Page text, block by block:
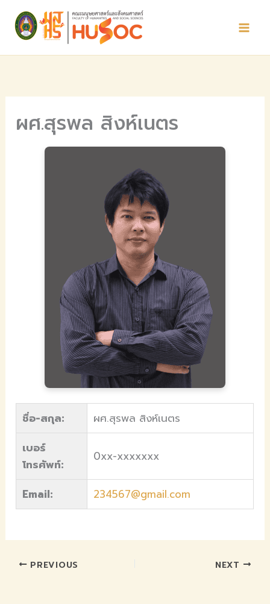
content
ผศ.สุรพล สิงห์เนตร
ชื่อ-สกุล:
ผศ.สุรพล สิงห์เนตร
เบอร์
โทรศัพท์:
0xx-xxxxxxx
Email: 234567@gmail.com
PREVIOUS NEXT